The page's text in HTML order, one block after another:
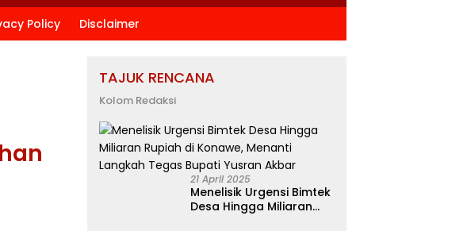
Policy Disclaimer
TAJUK RENCANA
Kolom Redaksi
21 April 2025
Menelisik Urgensi Bimtek
Desa Hingga Miliaran